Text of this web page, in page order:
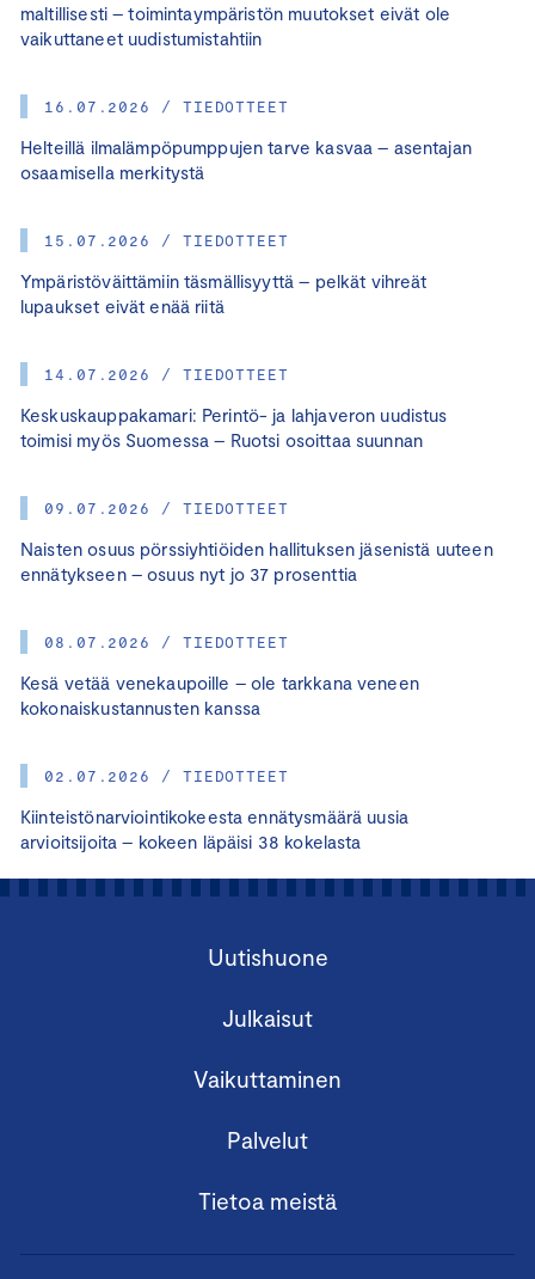
maltillisesti – toimintaympäristön muutokset eivät ole
vaikuttaneet uudistumistahtiin
16.07.2026 / TIEDOTTEET
Helteillä ilmalämpöpumppujen tarve kasvaa – asentajan
osaamisella merkitystä
15.07.2026 / TIEDOTTEET
Ympäristöväittämiin täsmällisyyttä – pelkät vihreät
lupaukset eivät enää riitä
14.07.2026 / TIEDOTTEET
Keskuskauppakamari: Perintö- ja lahjaveron uudistus
toimisi myös Suomessa – Ruotsi osoittaa suunnan
09.07.2026 / TIEDOTTEET
Naisten osuus pörssiyhtiöiden hallituksen jäsenistä uuteen
ennätykseen – osuus nyt jo 37 prosenttia
08.07.2026 / TIEDOTTEET
Kesä vetää venekaupoille – ole tarkkana veneen
kokonaiskustannusten kanssa
02.07.2026 / TIEDOTTEET
Kiinteistönarviointikokeesta ennätysmäärä uusia
arvioitsijoita – kokeen läpäisi 38 kokelasta
Uutishuone
Julkaisut
Vaikuttaminen
Palvelut
Tietoa meistä